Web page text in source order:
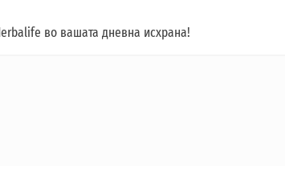
во вашата дневна исхрана!